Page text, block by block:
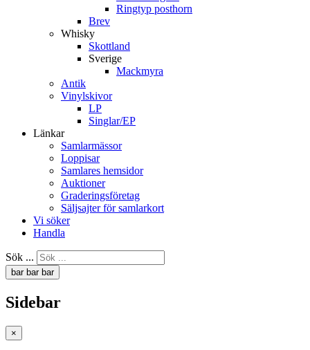
Ringtyp posthorn
Brev
Whisky
Skottland
Sverige
Mackmyra
Antik
Vinylskivor
LP
Singlar/EP
Länkar
Samlarmässor
Loppisar
Samlares hemsidor
Auktioner
Graderingsföretag
Säljsajter för samlarkort
Vi söker
Handla
Sök ...
bar bar bar
Sidebar
×